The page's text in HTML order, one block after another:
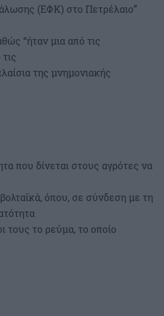
(ΕΦΚ) στο Πετρέλαιο”
“ήταν μια από τις
της μνημονιακής
που δίνεται στους αγρότες να
όπου, σε σύνδεση με τη
τους το ρεύμα, το οποίο